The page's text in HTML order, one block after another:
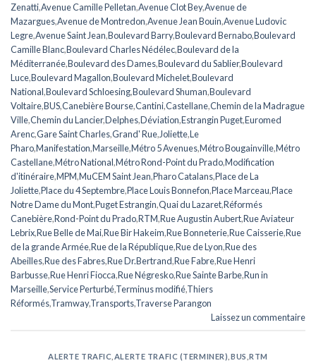
Zenatti,Avenue Camille Pelletan,Avenue Clot Bey,Avenue de
Mazargues,Avenue de Montredon,Avenue Jean Bouin,Avenue Ludovic
Legre,Avenue Saint Jean,Boulevard Barry,Boulevard Bernabo,Boulevard
Camille Blanc,Boulevard Charles Nédélec,Boulevard de la
Méditerranée,Boulevard des Dames,Boulevard du Sablier,Boulevard
Luce,Boulevard Magallon,Boulevard Michelet,Boulevard
National,Boulevard Schloesing,Boulevard Shuman,Boulevard
Voltaire,BUS,Canebière Bourse,Cantini,Castellane,Chemin de la Madrague
Ville,Chemin du Lancier,Delphes,Déviation,Estrangin Puget,Euromed
Arenc,Gare Saint Charles,Grand' Rue,Joliette,Le
Pharo,Manifestation,Marseille,Métro 5 Avenues,Métro Bougainville,Métro
Castellane,Métro National,Métro Rond-Point du Prado,Modification
d'itinéraire,MPM,MuCEM Saint Jean,Pharo Catalans,Place de La
Joliette,Place du 4 Septembre,Place Louis Bonnefon,Place Marceau,Place
Notre Dame du Mont,Puget Estrangin,Quai du Lazaret,Réformés
Canebière,Rond-Point du Prado,RTM,Rue Augustin Aubert,Rue Aviateur
Lebrix,Rue Belle de Mai,Rue Bir Hakeim,Rue Bonneterie,Rue Caisserie,Rue
de la grande Armée,Rue de la République,Rue de Lyon,Rue des
Abeilles,Rue des Fabres,Rue Dr.Bertrand,Rue Fabre,Rue Henri
Barbusse,Rue Henri Fiocca,Rue Négresko,Rue Sainte Barbe,Run in
Marseille,Service Perturbé,Terminus modifié,Thiers
Réformés,Tramway,Transports,Traverse Parangon
Laissez un commentaire
ALERTE TRAFIC ALERTE TRAFIC (TERMINER) BUS ,RTM